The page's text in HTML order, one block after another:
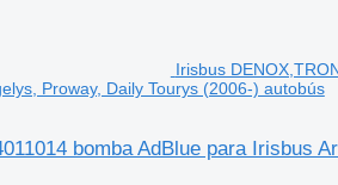
Irisbus
Proway, Daily Tourys (2006-) autobús
bomba AdBlue para Irisbus